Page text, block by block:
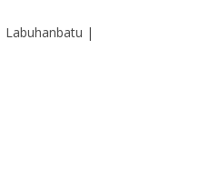
Labuhanbatu |